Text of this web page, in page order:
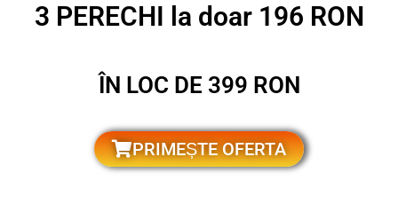
3 PERECHI la doar 196 RON
ÎN LOC DE 399 RON
PRIMEȘTE OFERTA